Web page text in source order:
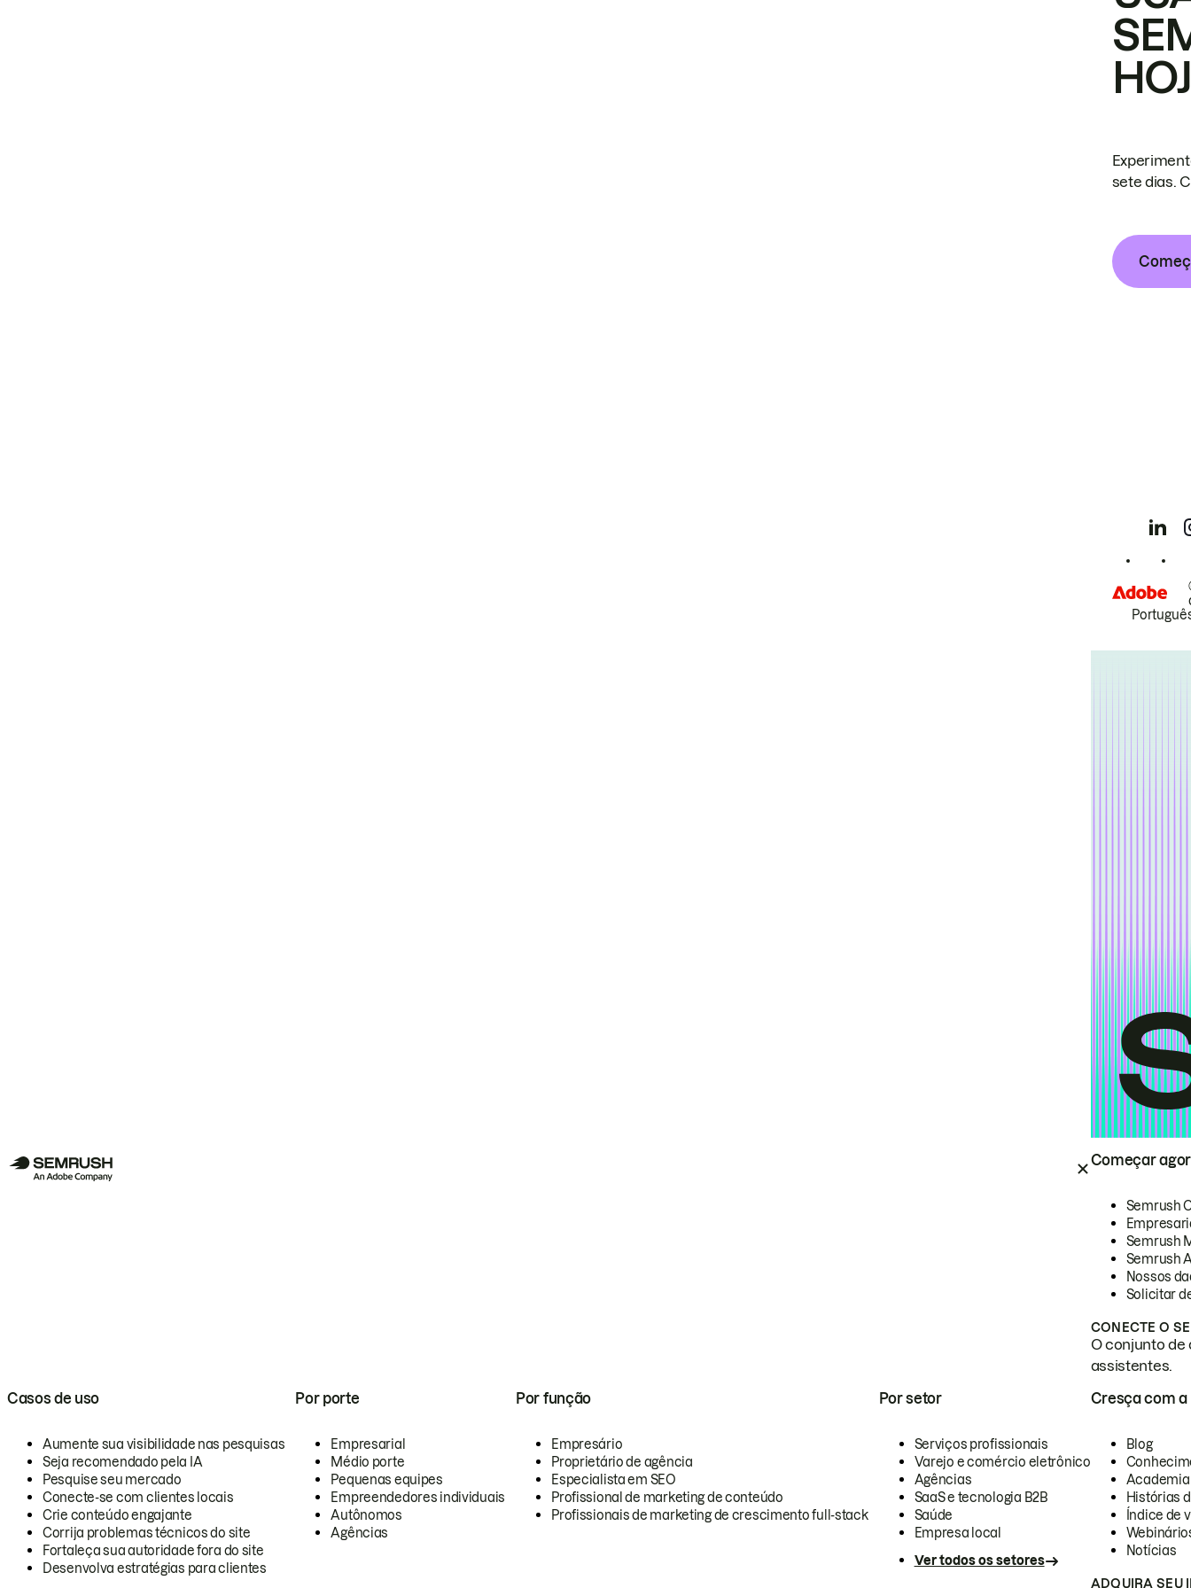
Começar
Semrush
Semrush
Semrush
Nossos
Solicitar
CONECTE O
O conjunto de
assistentes.
Casos de uso
Aumente sua visibilidade nas pesquisas
Seja recomendado pela IA
Pesquise seu mercado
Conecte-se com clientes locais
Crie conteúdo engajante
Corrija problemas técnicos do site
Fortaleça sua autoridade fora do site
Desenvolva estratégias para clientes
Por porte
Empresarial
Médio porte
Pequenas equipes
Empreendedores individuais
Autônomos
Agências
Por função
Empresário
Proprietário de agência
Especialista em SEO
Profissional de marketing de conteúdo
Profissionais de marketing de crescimento full-stack
Por setor
Serviços profissionais
Varejo e comércio eletrônico
Agências
SaaS e tecnologia B2B
Saúde
Empresa local
Ver todos os setores
Cresça com a
Blog
Academia
Histórias
Índice de
Notícias
ADQUIRA SEU
sete dias.